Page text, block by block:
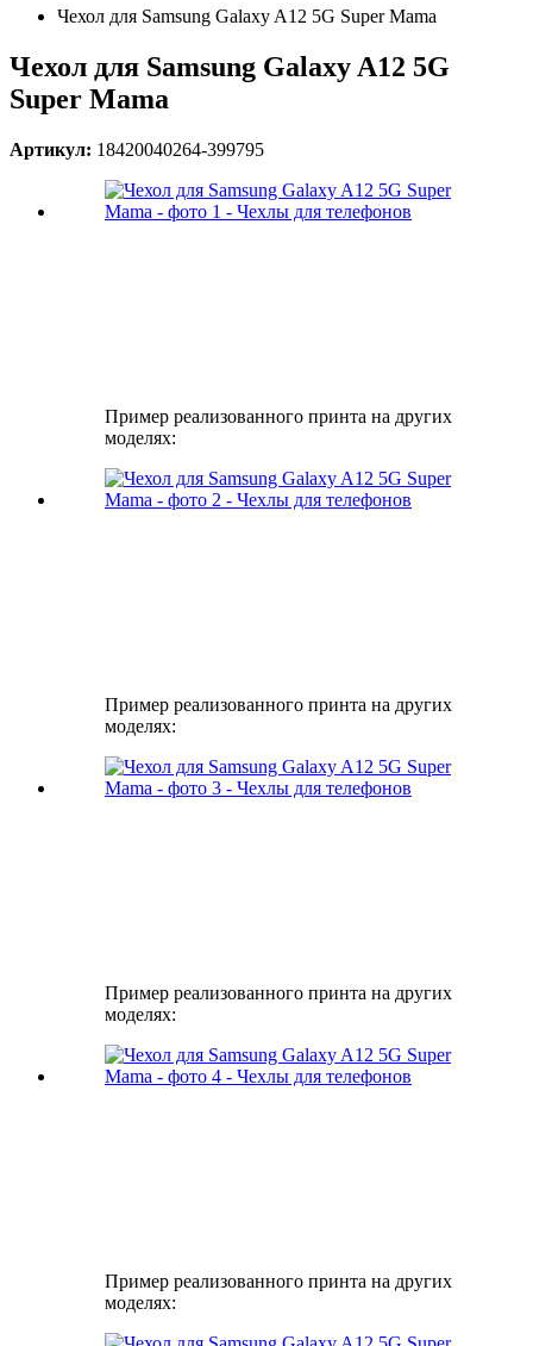
Чехол для Samsung Galaxy A12 5G Super Mama
Чехол для Samsung Galaxy A12 5G
Super Mama
Артикул: 18420040264-399795
Пример реализованного принта на других
моделях:
Пример реализованного принта на других
моделях:
Пример реализованного принта на других
моделях:
Пример реализованного принта на других
моделях: